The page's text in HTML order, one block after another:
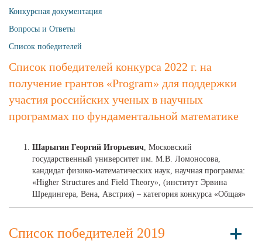
Конкурсная документация
Вопросы и Ответы
Список победителей
Список победителей конкурса 2022 г. на
получение грантов «Program» для поддержки
участия российских ученых в научных
программах по фундаментальной математике
Шарыгин Георгий Игорьевич, Московский
государственный университет им. М.В. Ломоносова,
кандидат физико-математических наук, научная программа:
«Higher Structures and Field Theory», (институт Эрвина
Шредингера, Вена, Австрия) – категория конкурса «Общая»
Список победителей 2019